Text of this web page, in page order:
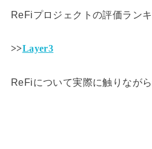
ReFiプロジェクトの評価ラン
>>Layer3
ReFiについて実際に触りなが